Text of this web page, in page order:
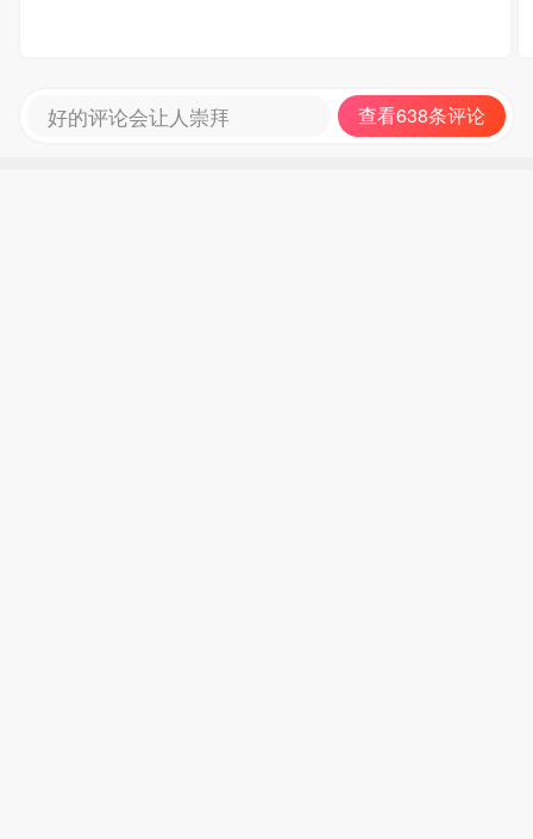
好的评论会让人崇拜 查看638条评论